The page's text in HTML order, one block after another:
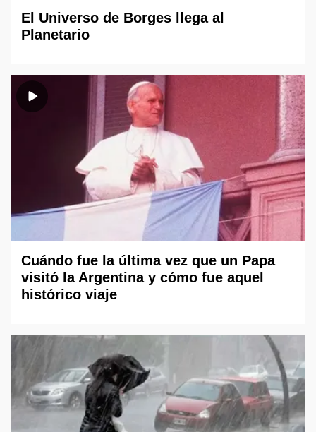
El Universo de Borges llega al
Planetario
Cuándo fue la última vez que un Papa
visitó la Argentina y cómo fue aquel
histórico viaje